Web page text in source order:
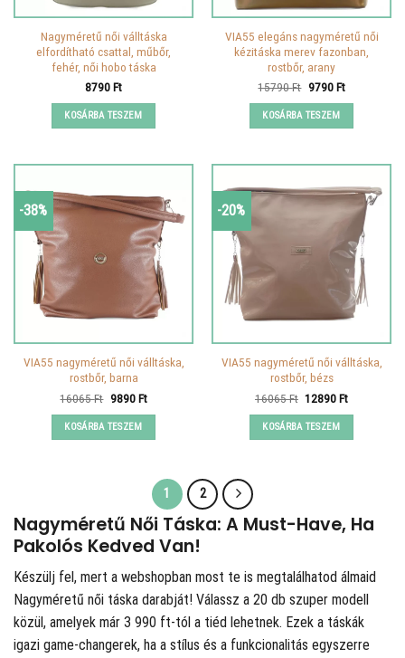
Nagyméretű női válltáska
elfordítható csattal, műbőr,
fehér, női hobo táska
8790Ft
KOSÁRBA TESZEM
VIA55 elegáns nagyméretű női
kézitáska merev fazonban,
rostbőr, arany
15790Ft Original
was:
15790 Ft.
9790FtCurrent
KOSÁRBA TESZEM
-38%
VIA55 nagyméretű női válltáska,
rostbőr, barna
16065Ft Original
was:
16065 Ft.
9890FtCurrent
KOSÁRBA TESZEM
-20%
VIA55 nagyméretű női válltáska,
rostbőr, bézs
16065Ft Original
was:
16065 Ft.
12890FtCurrent
KOSÁRBA TESZEM
1 2
Nagyméretű Női Táska: A Must-Have, Ha
Pakolós Kedved Van!
Készülj fel, mert a webshopban most te is megtalálhatod álmaid
Nagyméretű női táska darabját! Válassz a 20 db szuper modell
közül, amelyek már 3 990 ft-tól a tiéd lehetnek. Ezek a táskák
igazi game-changerek, ha a stílus és a funkcionalitás egyszerre